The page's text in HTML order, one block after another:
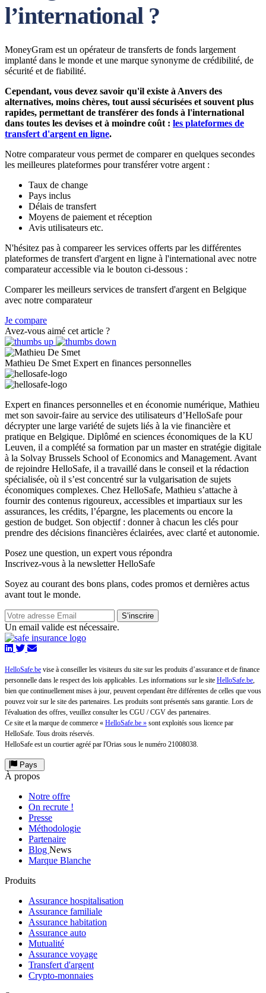
l’international ?
MoneyGram est un opérateur de transferts de fonds largement
implanté dans le monde et une marque synonyme de crédibilité, de
sécurité et de fiabilité.
Cependant, vous devez savoir qu'il existe à Anvers des
alternatives, moins chères, tout aussi sécurisées et souvent plus
rapides, permettant de transférer des fonds à l'international
dans toutes les devises et à moindre coût : les plateformes de
transfert d'argent en ligne.
Notre comparateur vous permet de comparer en quelques secondes
les meilleures plateformes pour transférer votre argent :
Taux de change
Pays inclus
Délais de transfert
Moyens de paiement et réception
Avis utilisateurs etc.
N'hésitez pas à compareer les services offerts par les différentes
plateformes de transfert d'argent en ligne à l'international avec notre
comparateur accessible via le bouton ci-dessous :
Comparer les meilleurs services de transfert d'argent en Belgique
avec notre comparateur
Je compare
Avez-vous aimé cet article ?
Mathieu De Smet Expert en finances personnelles
Expert en finances personnelles et en économie numérique, Mathieu
met son savoir-faire au service des utilisateurs d’HelloSafe pour
décrypter une large variété de sujets liés à la vie financière et
pratique en Belgique. Diplômé en sciences économiques de la KU
Leuven, il a complété sa formation par un master en stratégie digitale
à la Solvay Brussels School of Economics and Management. Avant
de rejoindre HelloSafe, il a travaillé dans le conseil et la rédaction
spécialisée, où il s’est concentré sur la vulgarisation de sujets
économiques complexes. Chez HelloSafe, Mathieu s’attache à
fournir des contenus rigoureux, accessibles et impartiaux sur les
assurances, les crédits, l’épargne, les placements ou encore la
gestion de budget. Son objectif : donner à chacun les clés pour
prendre des décisions financières éclairées, avec clarté et autonomie.
Posez une question, un expert vous répondra
Inscrivez-vous à la newsletter HelloSafe
Soyez au courant des bons plans, codes promos et dernières actus
avant tout le monde.
S’inscrire
Un email valide est nécessaire.
HelloSafe.be vise à conseiller les visiteurs du site sur les produits d’assurance et de finance
personnelle dans le respect des lois applicables. Les informations sur le site HelloSafe.be,
bien que continuellement mises à jour, peuvent cependant être différentes de celles que vous
pouvez voir sur le site des partenaires. Les produits sont présentés sans garantie. Lors de
l'évaluation des offres, veuillez consulter les CGU / CGV des partenaires.
Ce site et la marque de commerce « HelloSafe.be » sont exploités sous licence par
HelloSafe. Tous droits réservés.
HelloSafe est un courtier agréé par l'Orias sous le numéro 21008038.
Pays
À propos
Notre offre
On recrute !
Presse
Méthodologie
Partenaire
Blog News
Marque Blanche
Produits
Assurance hospitalisation
Assurance familiale
Assurance habitation
Assurance auto
Mutualité
Assurance voyage
Transfert d'argent
Crypto-monnaies